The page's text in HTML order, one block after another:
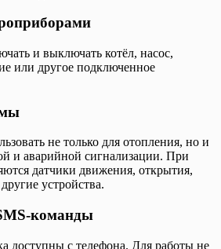
и выключать котёл, насос,
или другое подключенное
не только для отопления, но и
и аварийной сигнализации. При
датчики движения, открытия,
устройства.
команды
доступны с телефона. Для работы не